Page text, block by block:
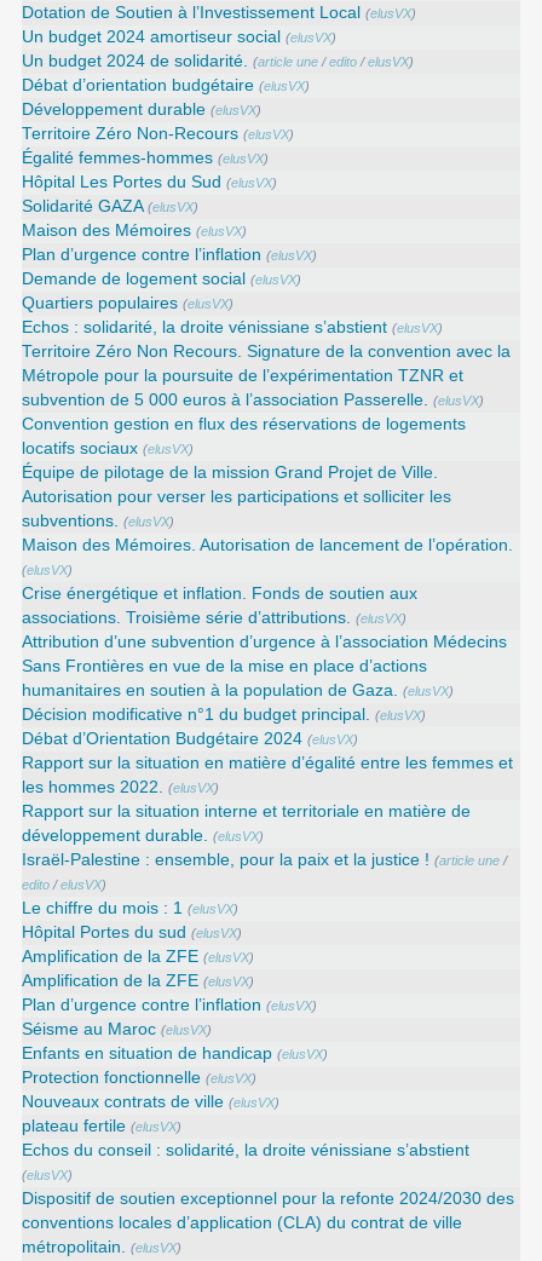
Dotation de Soutien à l’Investissement Local (elusVX)
Un budget 2024 amortiseur social (elusVX)
Un budget 2024 de solidarité. (article une /edito /elusVX)
Débat d’orientation budgétaire (elusVX)
Développement durable (elusVX)
Territoire Zéro Non-Recours (elusVX)
Égalité femmes-hommes (elusVX)
Hôpital Les Portes du Sud (elusVX)
Solidarité GAZA (elusVX)
Maison des Mémoires (elusVX)
Plan d’urgence contre l’inflation (elusVX)
Demande de logement social (elusVX)
Quartiers populaires (elusVX)
Echos : solidarité, la droite vénissiane s’abstient (elusVX)
Territoire Zéro Non Recours. Signature de la convention avec la
Métropole pour la poursuite de l’expérimentation TZNR et
subvention de 5 000 euros à l’association Passerelle. (elusVX)
Convention gestion en flux des réservations de logements
locatifs sociaux (elusVX)
Équipe de pilotage de la mission Grand Projet de Ville.
Autorisation pour verser les participations et solliciter les
subventions. (elusVX)
Maison des Mémoires. Autorisation de lancement de l’opération.
(elusVX)
Crise énergétique et inflation. Fonds de soutien aux
associations. Troisième série d’attributions. (elusVX)
Attribution d’une subvention d’urgence à l’association Médecins
Sans Frontières en vue de la mise en place d’actions
humanitaires en soutien à la population de Gaza. (elusVX)
Décision modificative n°1 du budget principal. (elusVX)
Débat d’Orientation Budgétaire 2024 (elusVX)
Rapport sur la situation en matière d’égalité entre les femmes et
les hommes 2022. (elusVX)
Rapport sur la situation interne et territoriale en matière de
développement durable. (elusVX)
Israël-Palestine : ensemble, pour la paix et la justice ! (article une /
edito /elusVX)
Le chiffre du mois : 1 (elusVX)
Hôpital Portes du sud (elusVX)
Amplification de la ZFE (elusVX)
Amplification de la ZFE (elusVX)
Plan d’urgence contre l’inflation (elusVX)
Séisme au Maroc (elusVX)
Enfants en situation de handicap (elusVX)
Protection fonctionnelle (elusVX)
Nouveaux contrats de ville (elusVX)
plateau fertile (elusVX)
Echos du conseil : solidarité, la droite vénissiane s’abstient
(elusVX)
Dispositif de soutien exceptionnel pour la refonte 2024/2030 des
conventions locales d’application (CLA) du contrat de ville
métropolitain. (elusVX)